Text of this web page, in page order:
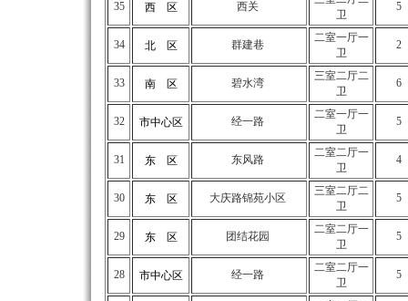
35 西 区 西关
卫
5
34 北 区 群建巷
二室一厅一
卫
2
33 南 区 碧水湾
三室二厅二
卫
6
32 市中心区 经一路
二室一厅一
卫
5
31 东 区 东风路
二室二厅一
卫
4
30 东 区 大庆路锦苑小区
三室二厅二
卫
5
29 东 区 团结花园
二室二厅一
卫
5
28 市中心区 经一路
二室二厅一
卫
5